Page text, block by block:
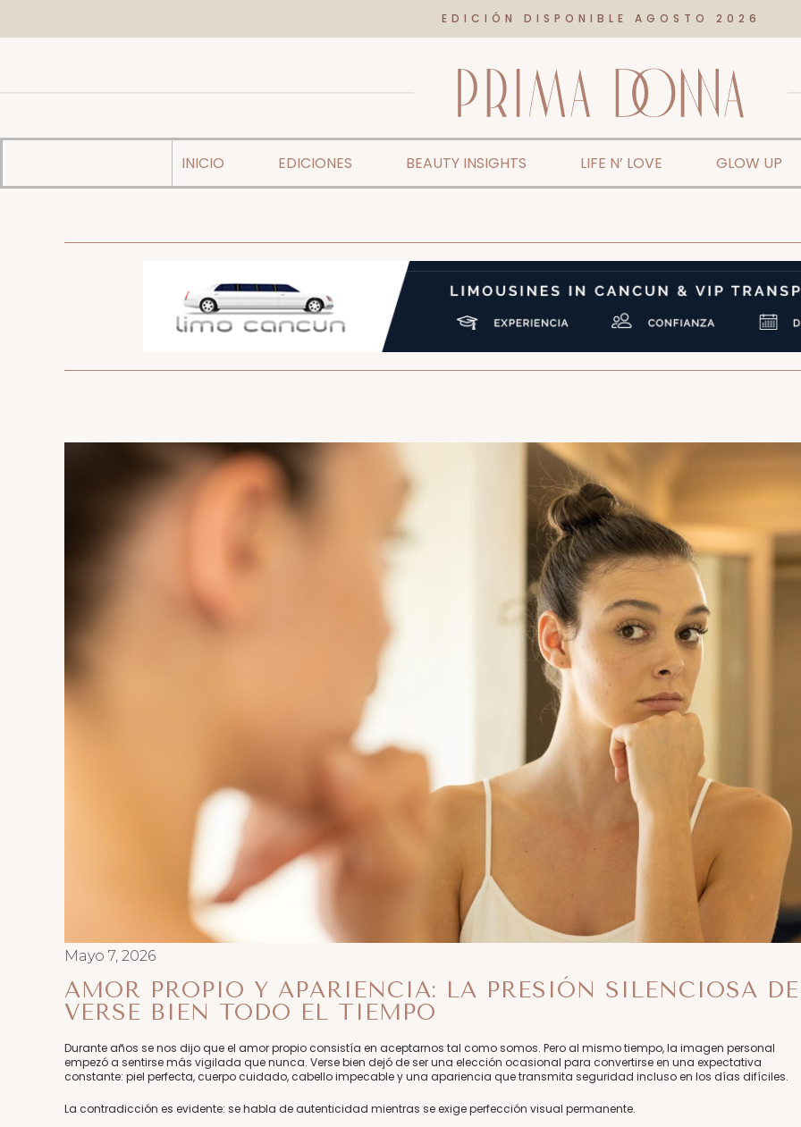
EDICIÓN DISPONIBLE AGOSTO 2026
INICIO EDICIONES BEAUTY INSIGHTS LIFE N’ LOVE GLOW UP
Mayo 7, 2026
AMOR PROPIO Y APARIENCIA: LA PRESIÓN SILENCIOSA DE
VERSE BIEN TODO EL TIEMPO
Durante años se nos dijo que el amor propio consistía en aceptarnos tal como somos. Pero al mismo tiempo, la imagen personal
empezó a sentirse más vigilada que nunca. Verse bien dejó de ser una elección ocasional para convertirse en una expectativa
constante: piel perfecta, cuerpo cuidado, cabello impecable y una apariencia que transmita seguridad incluso en los días difíciles.
La contradicción es evidente: se habla de autenticidad mientras se exige perfección visual permanente.